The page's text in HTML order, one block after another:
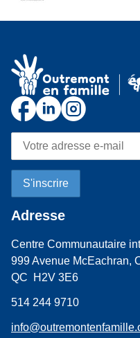
Adresse
Centre Communautaire
999 Avenue McEachran,
QC H2V 3E6
514 244 9710